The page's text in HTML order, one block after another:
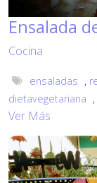
Ensalada
Cocina
ensaladas ,
dietavegetariana ,
Ver Más